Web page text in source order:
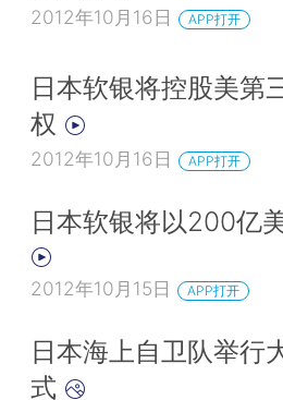
2012年10月16日 APP打开
日本软银将控股美第
权
2012年10月16日 APP打开
日本软银将以200亿
2012年10月15日 APP打开
日本海上自卫队举行
式